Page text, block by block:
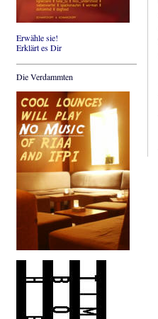
Erwähle sie!
Erklärt es Dir
Die Verdammten